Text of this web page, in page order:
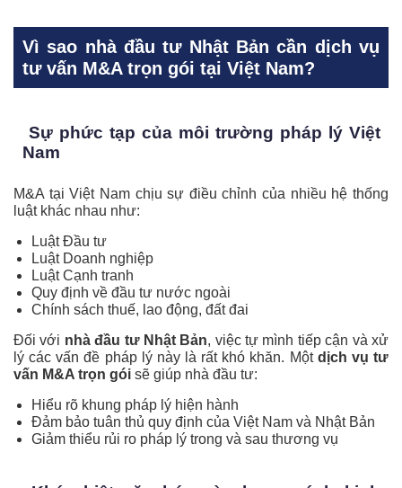
Vì sao nhà đầu tư Nhật Bản cần dịch vụ
tư vấn M&A trọn gói tại Việt Nam?
Sự phức tạp của môi trường pháp lý Việt
Nam
M&A tại Việt Nam chịu sự điều chỉnh của nhiều hệ thống
luật khác nhau như:
Luật Đầu tư
Luật Doanh nghiệp
Luật Cạnh tranh
Quy định về đầu tư nước ngoài
Chính sách thuế, lao động, đất đai
Đối với nhà đầu tư Nhật Bản, việc tự mình tiếp cận và xử
lý các vấn đề pháp lý này là rất khó khăn. Một dịch vụ tư
vấn M&A trọn gói sẽ giúp nhà đầu tư:
Hiểu rõ khung pháp lý hiện hành
Đảm bảo tuân thủ quy định của Việt Nam và Nhật Bản
Giảm thiểu rủi ro pháp lý trong và sau thương vụ